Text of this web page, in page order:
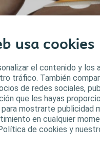
usa cookies
el contenido y los
tráfico. También
de redes sociales,
que les hayas
mostrarte publicidad
en cualquier
de cookies y
Mostrar video